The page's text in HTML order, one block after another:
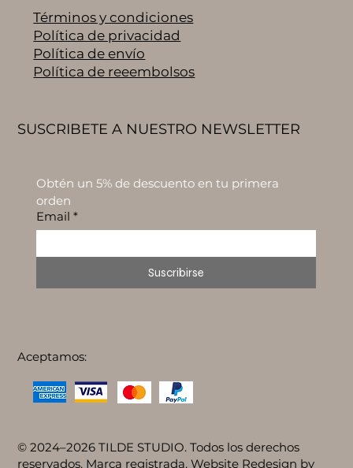
© 2024–2026 TILDE STUDIO. Todos los derechos
reservados. Marca registrada. Website Redesign by
SUSCRIBETE A NUESTRO NEWSLETTER
Obtén un 5% de descuento en tu primera
orden
Email *
Suscribirse
Términos y condiciones
Política de privacidad
Política de envío
Política de reeembolsos
Aceptamos: